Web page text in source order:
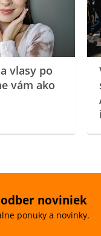
vlasy po
vám ako
noviniek
ponuky a novinky.